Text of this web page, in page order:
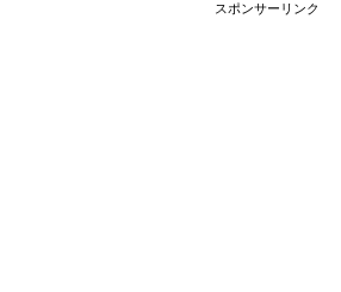
スポンサーリンク